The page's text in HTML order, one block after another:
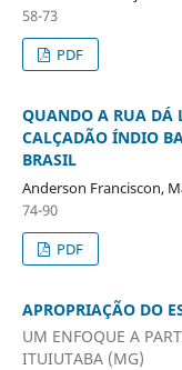
58-73
PDF
QUANDO A RUA DÁ
CALÇADÃO ÍNDIO
BRASIL
Anderson Franciscon,
74-90
PDF
APROPRIAÇÃO DO
UM ENFOQUE A
ITUIUTABA (MG)